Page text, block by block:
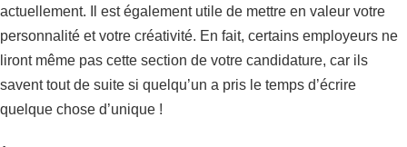
actuellement. Il est également utile de mettre en valeur votre
personnalité et votre créativité. En fait, certains employeurs ne
liront même pas cette section de votre candidature, car ils
savent tout de suite si quelqu’un a pris le temps d’écrire
quelque chose d’unique !